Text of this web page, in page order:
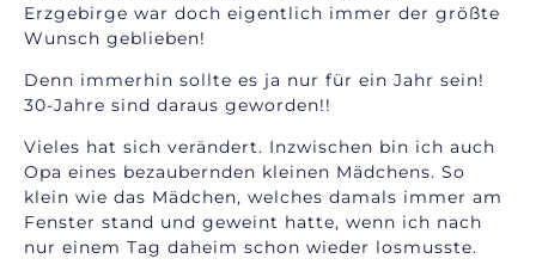
Erzgebirge war doch eigentlich immer der größte
Wunsch geblieben!
Denn immerhin sollte es ja nur für ein Jahr sein!
30-Jahre sind daraus geworden!!
Vieles hat sich verändert. Inzwischen bin ich auch
Opa eines bezaubernden kleinen Mädchens. So
klein wie das Mädchen, welches damals immer am
Fenster stand und geweint hatte, wenn ich nach
nur einem Tag daheim schon wieder losmusste.